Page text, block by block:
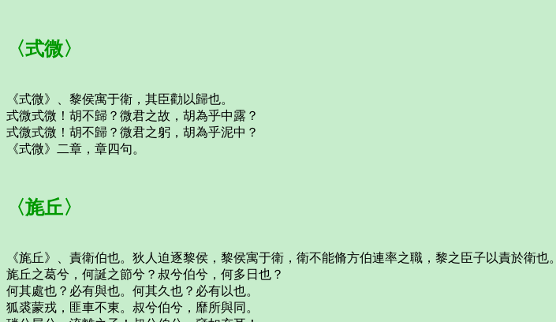
〈式微〉
《式微》、黎侯寓于衛，其臣勸以歸也。
式微式微！胡不歸？微君之故，胡為乎中露？
式微式微！胡不歸？微君之躬，胡為乎泥中？
《式微》二章，章四句。
〈旄丘〉
《旄丘》、責衛伯也。狄人迫逐黎侯，黎侯寓于衛，衛不能脩方伯連率之職，黎之臣子以責於衛也。
旄丘之葛兮，何誕之節兮？叔兮伯兮，何多日也？
何其處也？必有與也。何其久也？必有以也。
狐裘蒙戎，匪車不東。叔兮伯兮，靡所與同。